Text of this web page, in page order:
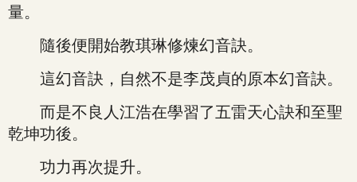
量。
隨後便開始教琪琳修煉幻音訣。
這幻音訣，自然不是李茂貞的原本幻音訣。
而是不良人江浩在學習了五雷天心訣和至聖
乾坤功後。
功力再次提升。